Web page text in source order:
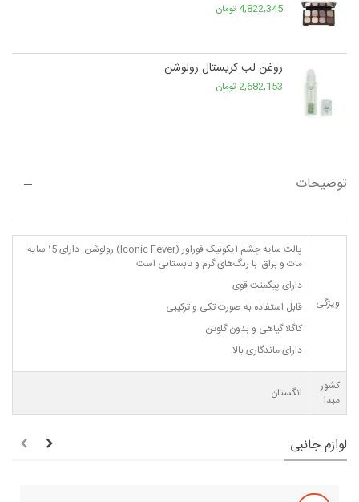
4,822,345 تومان
روغن لب کریستال رولوشن
2,682,153 تومان
توضیحات
ویژگی
پالت سایه چشم آیکونیک فوراور (Iconic Fever) رولوشن دارای ۱5 سایه
مات و براق با رنگ‌های گرم و تابستانی است
دارای پیگمنت قوی
قابل استفاده به صورت تکی و ترکیبی
کاگلا گیاهی و بدون گلوتن
دارای ماندگاری بالا
کشور
مبدا
انگستان
لوازم جانبی